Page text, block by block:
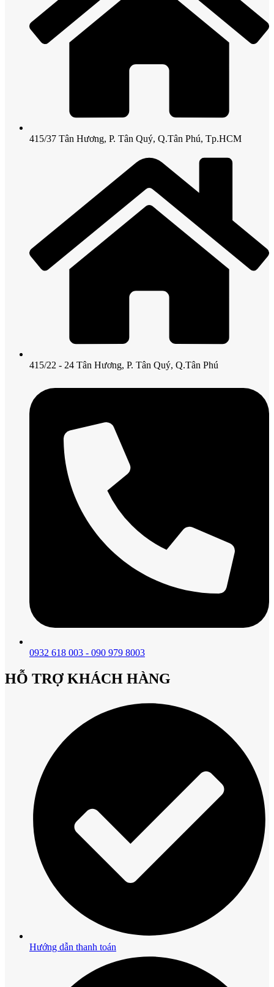
415/37 Tân Hương, P. Tân Quý, Q.Tân Phú, Tp.HCM
415/22 - 24 Tân Hương, P. Tân Quý, Q.Tân Phú
0932 618 003 - 090 979 8003
HỖ TRỢ KHÁCH HÀNG
Hướng dẫn thanh toán